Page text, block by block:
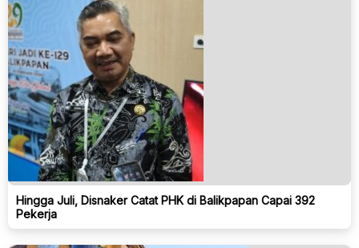
Hingga Juli, Disnaker Catat PHK di Balikpapan Capai 392
Pekerja